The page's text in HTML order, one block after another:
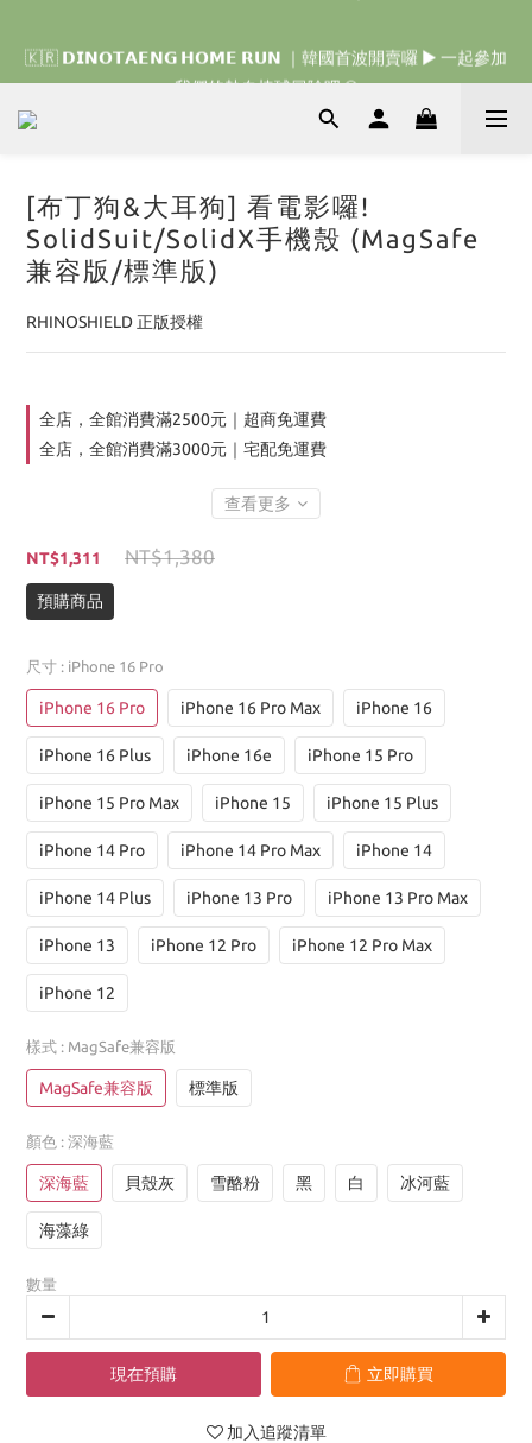
我們的熱血棒球冒險吧 ⚾️
我們的熱血棒球冒險吧 ⚾️
[布丁狗&大耳狗] 看電影囉!
SolidSuit/SolidX手機殼 (MagSafe
兼容版/標準版)
RHINOSHIELD 正版授權
全店，全館消費滿2500元｜超商免運費
全店，全館消費滿3000元｜宅配免運費
查看更多
NT$1,380
NT$1,311
預購商品
尺寸 : iPhone 16 Pro
iPhone 16 Pro iPhone 16 Pro Max iPhone 16
iPhone 16 Plus iPhone 16e iPhone 15 Pro
iPhone 15 Pro Max iPhone 15 iPhone 15 Plus
iPhone 14 Pro iPhone 14 Pro Max iPhone 14
iPhone 14 Plus iPhone 13 Pro iPhone 13 Pro Max
iPhone 13 iPhone 12 Pro iPhone 12 Pro Max
iPhone 12
樣式 : MagSafe兼容版
MagSafe兼容版 標準版
顏色 : 深海藍
深海藍 貝殼灰 雪酪粉 黑 白 冰河藍
海藻綠
數量
現在預購 立即購買
加入追蹤清單